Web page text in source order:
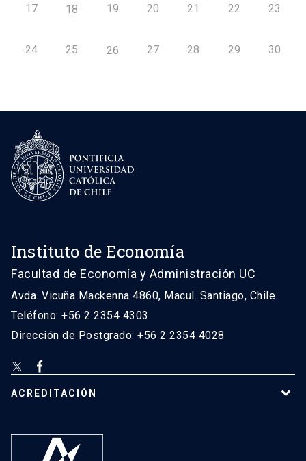
17 18 19 20 21 22 23
24 25 26 27 28 29 30
Instituto de Economía
Facultad de Economía y Administración UC
Avda. Vicuña Mackenna 4860, Macul. Santiago, Chile
Teléfono: +56 2 2354 4303
Dirección de Postgrado: +56 2 2354 4028
ACREDITACIÓN